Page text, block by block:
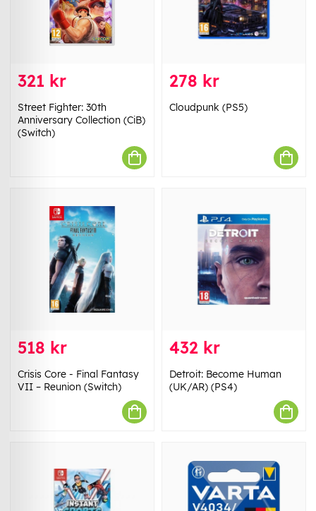
321 kr
Street Fighter: 30th
Anniversary Collection (CiB)
(Switch)
278 kr
Cloudpunk (PS5)
518 kr
Crisis Core - Final Fantasy
VII – Reunion (Switch)
432 kr
Detroit: Become Human
(UK/AR) (PS4)